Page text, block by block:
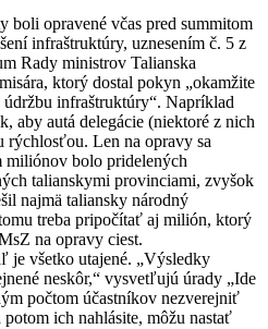
boli opravené včas pred summitom
infraštruktúry, uznesením č. 5 z
Rady ministrov Talianska
ktorý dostal pokyn „okamžite
infraštruktúry“. Napríklad
aby autá delegácie (niektoré z nich
Len na opravy sa
miliónov bolo pridelených
talianskymi provinciami, zvyšok
najmä taliansky národný
treba pripočítať aj milión, ktorý
na opravy ciest.
je všetko utajené. „Výsledky
neskôr,“ vysvetľujú úrady „Ide
počtom účastníkov nezverejniť
ich nahlásite, môžu nastať